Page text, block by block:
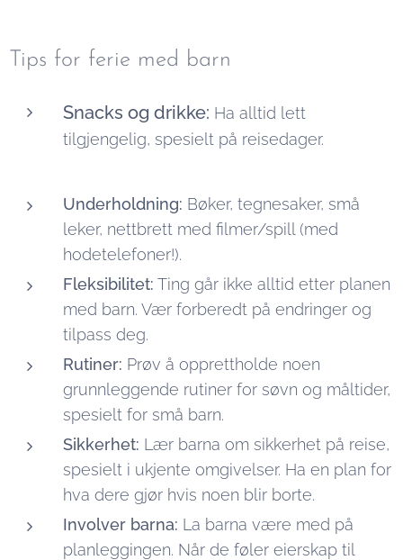
Tips for ferie med barn
Snacks og drikke: Ha alltid lett
tilgjengelig, spesielt på reisedager.
Underholdning: Bøker, tegnesaker, små
leker, nettbrett med filmer/spill (med
hodetelefoner!).
Fleksibilitet: Ting går ikke alltid etter planen
med barn. Vær forberedt på endringer og
tilpass deg.
Rutiner: Prøv å opprettholde noen
grunnleggende rutiner for søvn og måltider,
spesielt for små barn.
Sikkerhet: Lær barna om sikkerhet på reise,
spesielt i ukjente omgivelser. Ha en plan for
hva dere gjør hvis noen blir borte.
Involver barna: La barna være med på
planleggingen. Når de føler eierskap til